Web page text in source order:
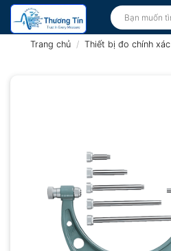
Bỏ
qua
Tìm
kiếm:
Trang chủ / Thiết bị đo chính xác